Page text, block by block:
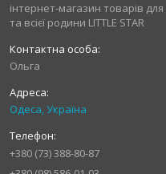
інтернет-магазин товарів для
та всієї родини LITTLE STAR
Ольга
Одеса, Україна
+380 (73) 388-80-87